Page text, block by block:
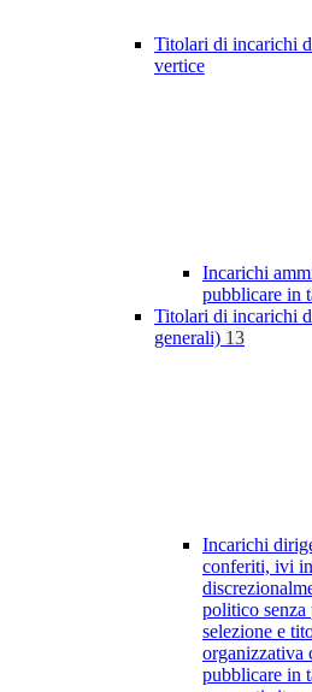
Titolari di incarichi
vertice
Incarichi
pubblicare in
Titolari di incarichi
generali) 13
Incarichi
conferiti, ivi
politico senza
selezione e
organizzativa
pubblicare in